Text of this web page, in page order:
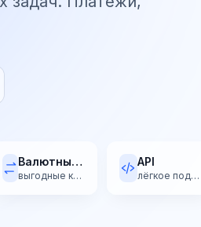
Валютные операции
выгодные курсы
API
лёгкое подключение